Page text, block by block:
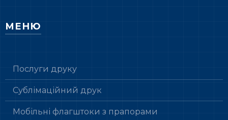
МЕНЮ
Послуги друку
Сублімаційний друк
Мобільні флагштоки з прапорами